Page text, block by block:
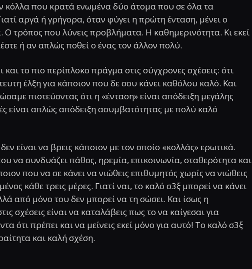
κόλλα που κρατά ενωμένα δύο άτομα που σε όλα τα
αργά ή γρήγορα, όταν φύγει η πρώτη ένταση, μένει ο
τρόπος που λύνεις προβλήματα. Η καθημερινότητα. Κι εκεί
ή αν απλώς ποθεί ο ένας τον άλλον πολύ.
και το πιο περίπλοκο πράγμα στις σύγχρονες σχέσεις: ότι
έλξη για κάποιον που δε σου κάνει καθόλου καλό. Και
πιστεύοντας ότι η «ένταση» είναι απόδειξη μεγάλης
είναι απλώς απόδειξη ασυμβατότητας με πολύ καλό
είναι να βρεις κάποιον με τον οποίο «κολλάς» ερωτικά.
να συνδυάζει πάθος, ηρεμία, επικοινωνία, σταθερότητα και
που να σε κάνει να νιώθεις επιθυμητός χωρίς να νιώθεις
κάθε τρεις μέρες. Γιατί ναι, το καλό σ3ξ μπορεί να κάνει
από μόνο του δεν μπορεί να τη σώσει. Και ίσως η
σχέσεις είναι να καταλάβεις πως το να καίγεσαι για
ότι πρέπει και να μείνεις εκεί μόνο για αυτό! Το καλό σ3ξ
και καλή σχέση.